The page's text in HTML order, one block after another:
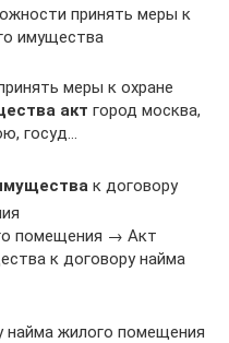
принять меры к
имущества
меры к охране
акт город москва,
госуд…
к договору
помещения → Акт
к договору найма
найма жилого помещения